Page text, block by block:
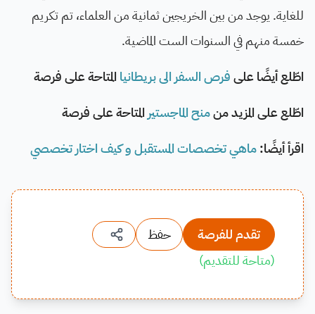
للغاية. يوجد من بين الخريجين ثمانية من العلماء، تم تكريم
خمسة منهم في السنوات الست الماضية.
اطّلع أيضًا علىفرص السفر الى بريطانيا المتاحة على فرصة
اطّلع على المزيد منمنح الماجستير المتاحة على فرصة
اقرأ أيضًا:ماهي تخصصات المستقبل و كيف اختار تخصصي
تقدم للفرصة
حفظ
(متاحة للتقديم)